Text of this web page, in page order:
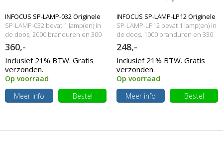
INFOCUS SP-LAMP-032 Originele
lampmodule
SP-LAMP-032 bevat 1 lamp(en) in
de doos, 2000 branduren en 300
Watt
360,-
Inclusief 21% BTW. Gratis
verzonden.
Op voorraad
Meer info
Bestel
INFOCUS SP-LAMP-LP12 Originele
lampmodule
SP-LAMP-LP12 bevat 1 lamp(en) in
de doos, 1000 branduren en 330
Watt
248,-
Inclusief 21% BTW. Gratis
verzonden.
Op voorraad
Meer info
Bestel